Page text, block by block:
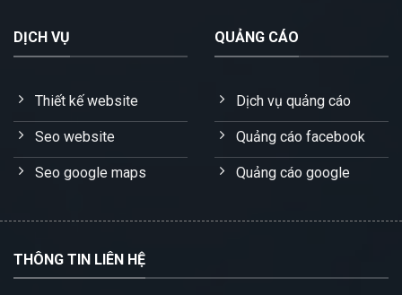
DỊCH VỤ
Thiết kế website
Seo website
Seo google maps
QUẢNG CÁO
Dịch vụ quảng cáo
Quảng cáo facebook
Quảng cáo google
THÔNG TIN LIÊN HỆ